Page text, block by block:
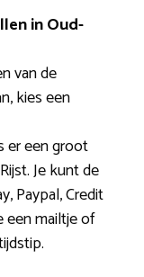
in Oud-
van de
kies een
er een groot
Je kunt de
Paypal, Credit
een mailtje of